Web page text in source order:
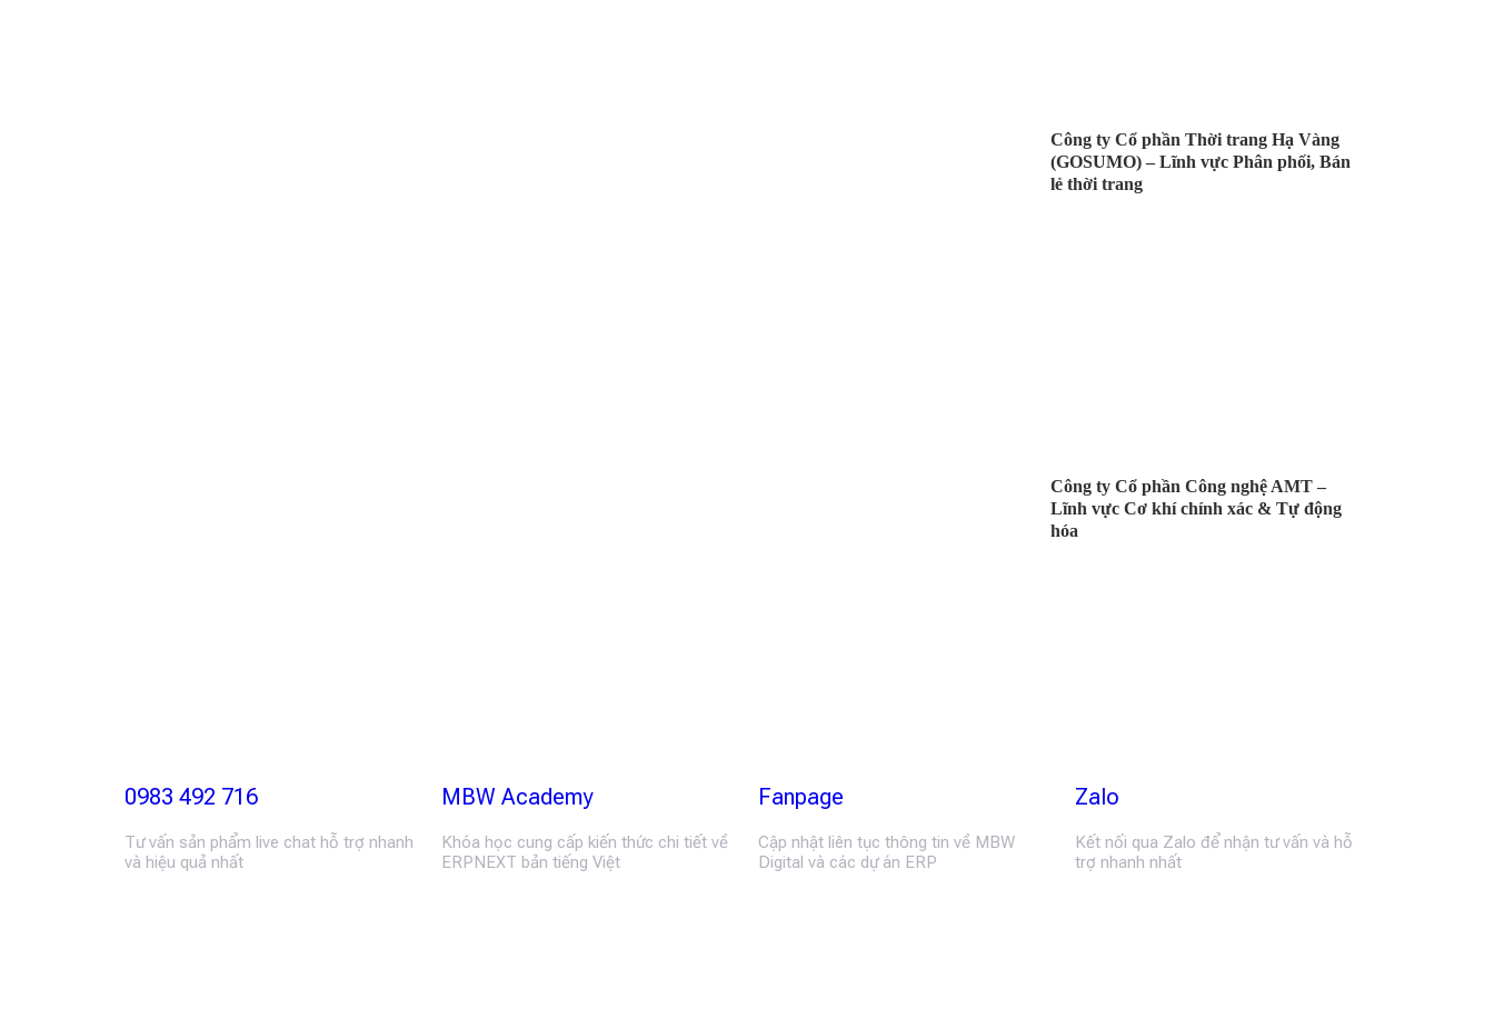
Công ty Cổ phần Thời trang Hạ Vàng
(GOSUMO) – Lĩnh vực Phân phối, Bán
lẻ thời trang
Công ty Cổ phần Công nghệ AMT –
Lĩnh vực Cơ khí chính xác & Tự động
hóa
0983 492 716
Tư vấn sản phẩm live chat hỗ trợ nhanh
và hiệu quả nhất
MBW Academy
Khóa học cung cấp kiến thức chi tiết về
ERPNEXT bản tiếng Việt
Fanpage
Cập nhật liên tục thông tin về MBW
Digital và các dự án ERP
Zalo
Kết nối qua Zalo để nhận tư vấn và hỗ
trợ nhanh nhất